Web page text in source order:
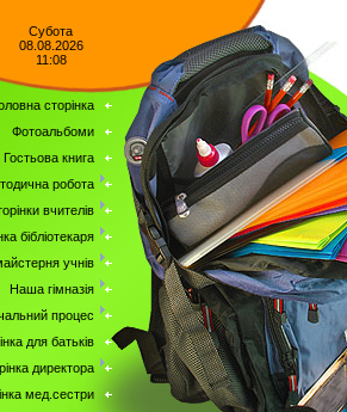
Субота
08.08.2026
11:08
сторінка
Фотоальбоми
Гостьова книга
робота
вчителів
бібліотекаря
учнів
Наша гімназія
процес
для батьків
директора
мед.сестри